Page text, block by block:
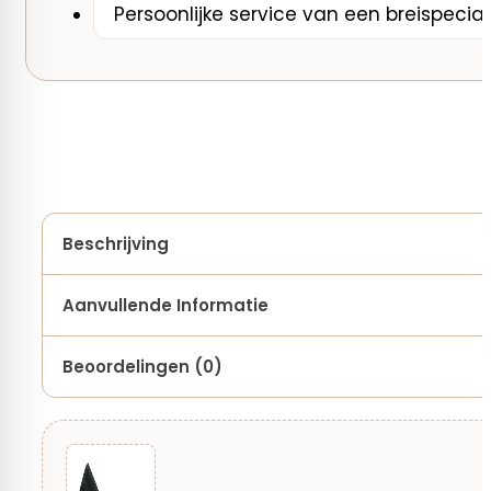
Persoonlijke service van een
Beschrijving
Aanvullende Informatie
Kleurnummer
M13, M17, 001, 002, 003, 004, 005, 006, 008, 010, 013,
Beoordelingen (0)